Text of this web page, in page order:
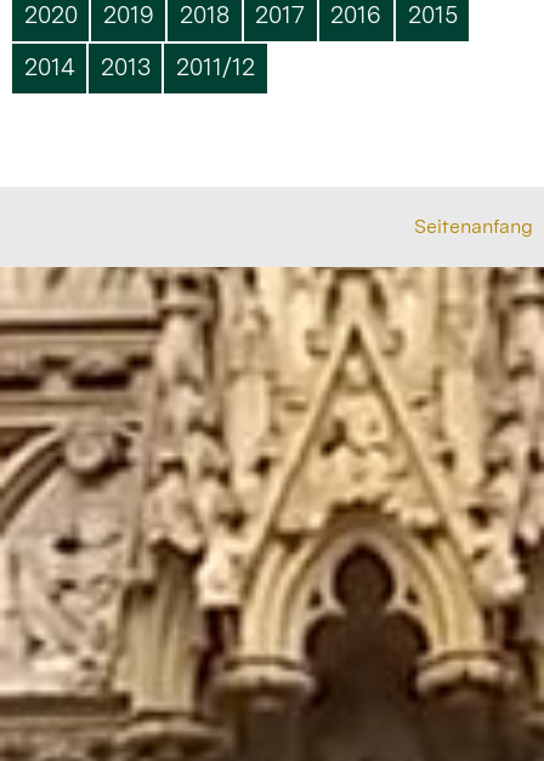
2020
2019 2018 2017 2016
2015
2014
2013 2011/12
Seitenanfang